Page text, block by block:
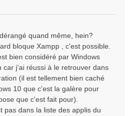
quand même, hein?
bloque Xampp , c'est possible.
bien considéré par Windows
car j'ai réussi à le retrouver dans
(il est tellement bien caché
10 que c'est la galère pour
que c'est fait pour).
pas dans la liste des applis du